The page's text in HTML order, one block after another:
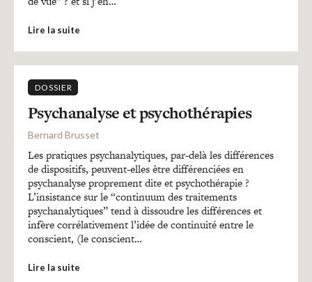
Lire la suite
DOSSIER
Psychanalyse et psychothérapies
Bernard Brusset
Les pratiques psychanalytiques, par-delà les différences
de dispositifs, peuvent-elles être différenciées en
psychanalyse proprement dite et psychothérapie ?
L’insistance sur le “continuum des traitements
psychanalytiques” tend à dissoudre les différences et
infère corrélativement l’idée de continuité entre le
conscient, (le conscient…
Lire la suite